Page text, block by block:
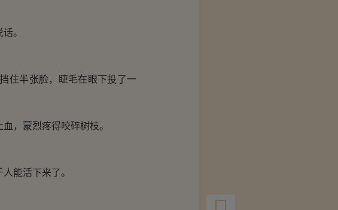
。
住半张脸，睫毛在眼下投了一
，蒙烈疼得咬碎树枝。
能活下来了。